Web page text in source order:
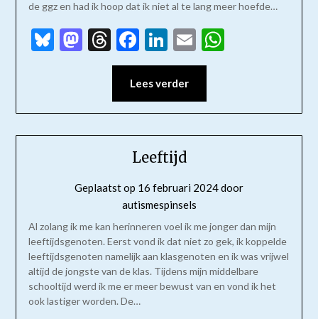
de ggz en had ik hoop dat ik niet al te lang meer hoefde…
Bluesky
Mastodon
Threads
Facebook
LinkedIn
Email
Lees verder
Leeftijd
Geplaatst op 16 februari 2024door
autismespinsels
Al zolang ik me kan herinneren voel ik me jonger dan mijn
leeftijdsgenoten. Eerst vond ik dat niet zo gek, ik koppelde
leeftijdsgenoten namelijk aan klasgenoten en ik was vrijwel
altijd de jongste van de klas. Tijdens mijn middelbare
schooltijd werd ik me er meer bewust van en vond ik het
ook lastiger worden. De…